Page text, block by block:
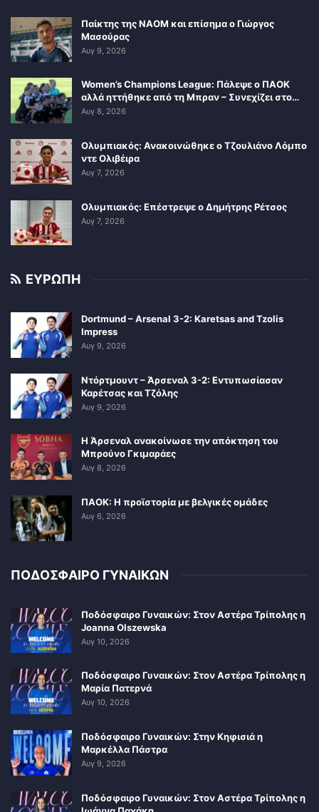
Παίκτης της ΝΑΟΜ και επίσημα ο Γιώργος
Μασούρας
Αυγ 9, 2026
Women’s Champions League: Πάλεψε ο ΠΑΟΚ
αλλά ηττήθηκε από τη Μπραν – Συνεχίζει στο…
Αυγ 8, 2026
Ολυμπιακός: Ανακοινώθηκε ο Τζουλιάνο Λόμπο
ντε Ολιβέιρα
Αυγ 7, 2026
Ολυμπιακός: Επέστρεψε ο Δημήτρης Ρέτσος
Αυγ 7, 2026
ΕΥΡΩΠΗ
Dortmund – Arsenal 3-2: Karetsas and Tzolis
Impress
Αυγ 9, 2026
Ντόρτμουντ – Άρσεναλ 3-2: Εντυπωσίασαν
Καρέτσας και Τζόλης
Αυγ 9, 2026
Η Άρσεναλ ανακοίνωσε την απόκτηση του
Μπρούνο Γκιμαράες
Αυγ 8, 2026
ΠΑΟΚ: Η προϊστορία με βελγικές ομάδες
Αυγ 6, 2026
ΠΟΔΟΣΦΑΙΡΟ ΓΥΝΑΙΚΩΝ
Ποδόσφαιρο Γυναικών: Στον Αστέρα Τρίπολης η
Joanna Olszewska
Αυγ 10, 2026
Ποδόσφαιρο Γυναικών: Στον Αστέρα Τρίπολης η
Μαρία Πατερνά
Αυγ 10, 2026
Ποδόσφαιρο Γυναικών: Στην Κηφισιά η
Μαρκέλλα Πάστρα
Αυγ 9, 2026
Ποδόσφαιρο Γυναικών: Στον Αστέρα Τρίπολης η